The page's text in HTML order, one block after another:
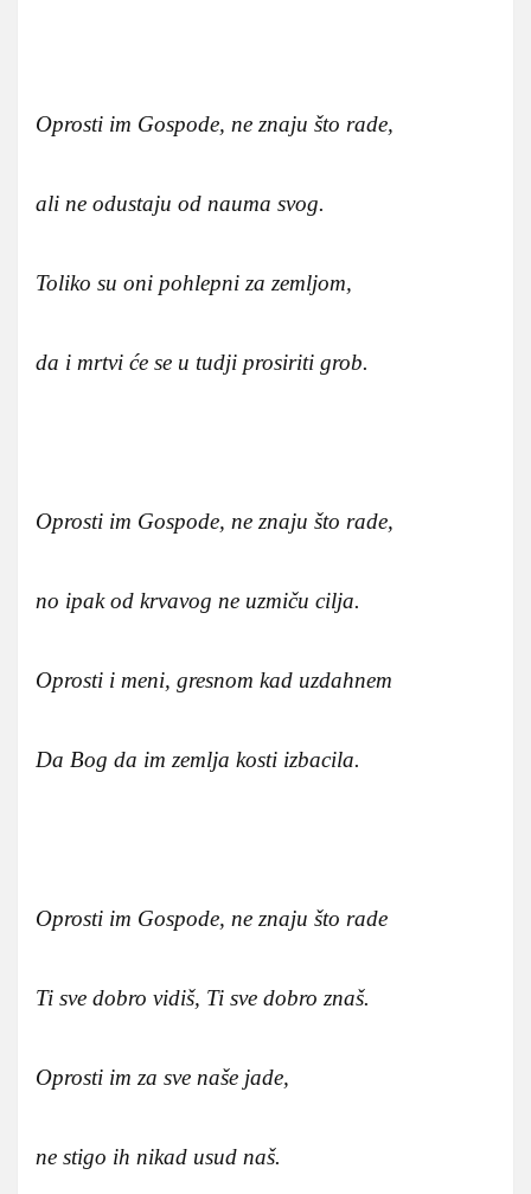
Oprosti im Gospode, ne znaju što rade,
ali ne odustaju od nauma svog.
Toliko su oni pohlepni za zemljom,
da i mrtvi će se u tudji prosiriti grob.
Oprosti im Gospode, ne znaju što rade,
no ipak od krvavog ne uzmiču cilja.
Oprosti i meni, gresnom kad uzdahnem
Da Bog da im zemlja kosti izbacila.
Oprosti im Gospode, ne znaju što rade
Ti sve dobro vidiš, Ti sve dobro znaš.
Oprosti im za sve naše jade,
ne stigo ih nikad usud naš.